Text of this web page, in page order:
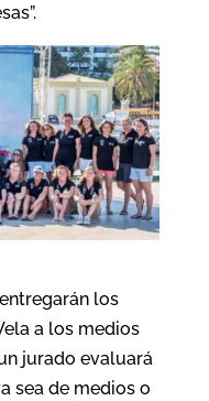
los
a los medios
jurado evaluará
sea de medios o